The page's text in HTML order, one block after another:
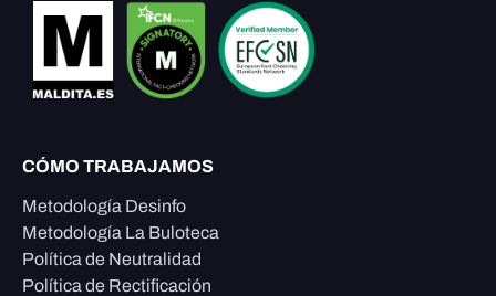
CÓMO TRABAJAMOS
Metodología Desinfo
Metodología La Buloteca
Política de Neutralidad
Política de Rectificación